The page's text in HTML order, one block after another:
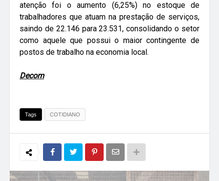
atenção foi o aumento (6,25%) no estoque de
trabalhadores que atuam na prestação de serviços,
saindo de 22.146 para 23.531, consolidando o setor
como aquele que possui o maior contingente de
postos de trabalho na economia local.
Decom
Tags COTIDIANO